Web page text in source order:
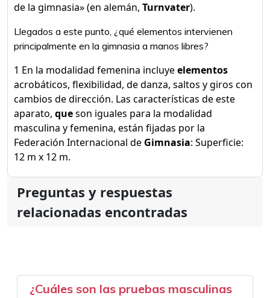
de la gimnasia» (en alemán, Turnvater).
Llegados a este punto, ¿qué elementos intervienen
principalmente en la gimnasia a manos libres?
1​ En la modalidad femenina incluyeelementos
acrobáticos, flexibilidad, de danza, saltos y giros con
cambios de dirección. Las características de este
aparato, queson iguales para la modalidad
masculina y femenina, están fijadas por la
Federación Internacional de Gimnasia: Superficie:
12 m x 12 m.
Preguntas y respuestas
relacionadas encontradas
¿Cuáles son las pruebas masculinas